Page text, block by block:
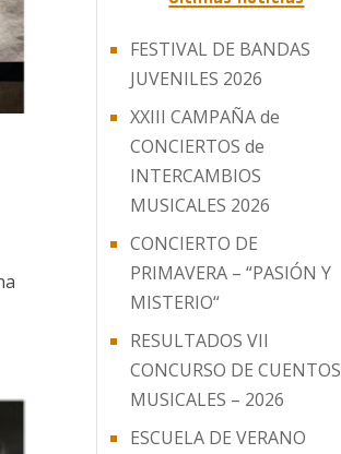
FESTIVAL DE BANDAS
JUVENILES 2026
XXIII CAMPAÑA de
CONCIERTOS de
INTERCAMBIOS
MUSICALES 2026
CONCIERTO DE
PRIMAVERA – “PASIÓN Y
MISTERIO“
RESULTADOS VII
CONCURSO DE CUENTOS
MUSICALES – 2026
ESCUELA DE VERANO